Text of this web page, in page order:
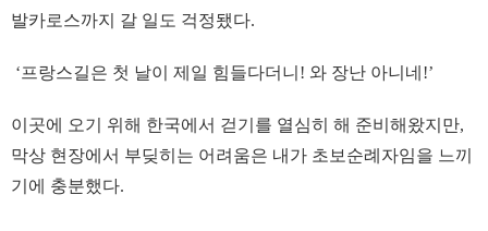
발카로스까지 갈 일도 걱정됐다.
‘프랑스길은 첫 날이 제일 힘들다더니! 와 장난 아니네!’
이곳에 오기 위해 한국에서 걷기를 열심히 해 준비해왔지만,
막상 현장에서 부딪히는 어려움은 내가 초보순례자임을 느끼
기에 충분했다.